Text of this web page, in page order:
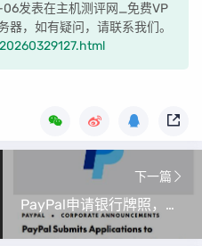
发表在主机测评网_免费VP
，如有疑问，请联系我们。
下一篇
PayPal申请银行牌照，加速布局传统金融，成立PayPal银行聚焦小企业服务